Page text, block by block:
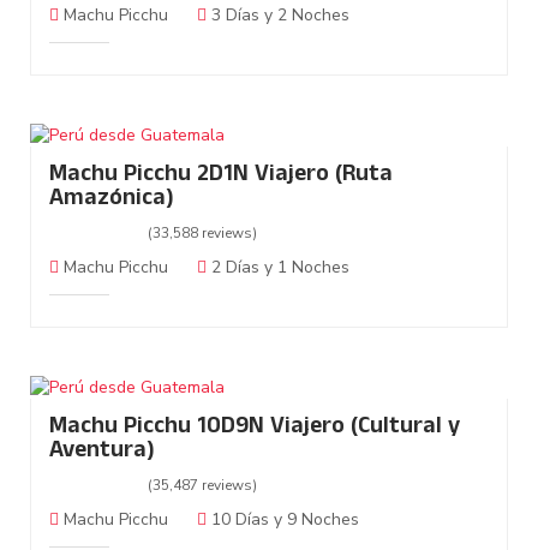
Machu Picchu 3 Días y 2 Noches
Machu Picchu 2D1N Viajero (Ruta
Amazónica)
(33,588 reviews)
Machu Picchu 2 Días y 1 Noches
Machu Picchu 10D9N Viajero (Cultural y
Aventura)
(35,487 reviews)
Machu Picchu 10 Días y 9 Noches